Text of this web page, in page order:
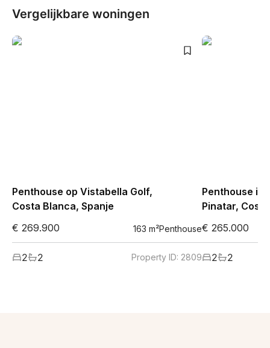
Vergelijkbare woningen
Penthouse op Vistabella Golf,
Costa Blanca, Spanje
€ 269.900
163 m²Penthouse
2 2 Property ID: 2809
Penthouse in
Pinatar,
€ 265.000
2 2